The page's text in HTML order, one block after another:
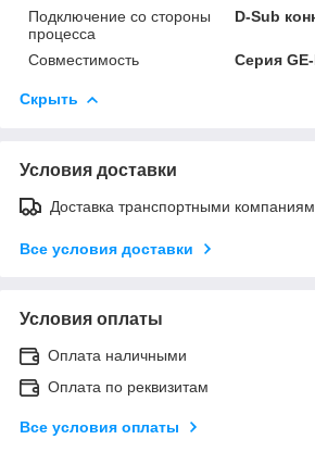
Подключение со стороны
процесса
D-Sub
Совместимость Серия
Скрыть
Условия доставки
Доставка транспортными
Все условия доставки
Условия оплаты
Оплата наличными
Оплата по реквизитам
Все условия оплаты